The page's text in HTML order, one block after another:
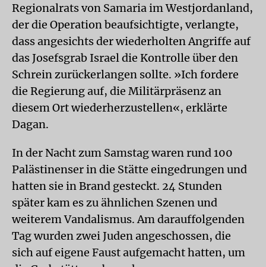
Regionalrats von Samaria im Westjordanland,
der die Operation beaufsichtigte, verlangte,
dass angesichts der wiederholten Angriffe auf
das Josefsgrab Israel die Kontrolle über den
Schrein zurückerlangen sollte. »Ich fordere
die Regierung auf, die Militärpräsenz an
diesem Ort wiederherzustellen«, erklärte
Dagan.
In der Nacht zum Samstag waren rund 100
Palästinenser in die Stätte eingedrungen und
hatten sie in Brand gesteckt. 24 Stunden
später kam es zu ähnlichen Szenen und
weiterem Vandalismus. Am darauffolgenden
Tag wurden zwei Juden angeschossen, die
sich auf eigene Faust aufgemacht hatten, um